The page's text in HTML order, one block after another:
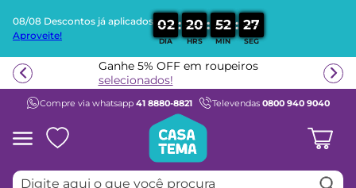
08/08 Descontos já aplicados
Aproveite!
02
DIA
: 20
HRS
: 52
MIN
: 27
SEG
Ganhe 5% OFF em roupeiros
selecionados!
Compre via whatsapp 41 8880-8821 Televendas 0800 940 9040
Digite aqui o que você procura
1º
guarda roupa
3º
aria
º
escrivaninha